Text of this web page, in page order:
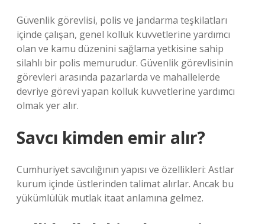
Güvenlik görevlisi, polis ve jandarma teşkilatları
içinde çalışan, genel kolluk kuvvetlerine yardımcı
olan ve kamu düzenini sağlama yetkisine sahip
silahlı bir polis memurudur. Güvenlik görevlisinin
görevleri arasında pazarlarda ve mahallelerde
devriye görevi yapan kolluk kuvvetlerine yardımcı
olmak yer alır.
Savcı kimden emir alır?
Cumhuriyet savcılığının yapısı ve özellikleri: Astlar
kurum içinde üstlerinden talimat alırlar. Ancak bu
yükümlülük mutlak itaat anlamına gelmez.